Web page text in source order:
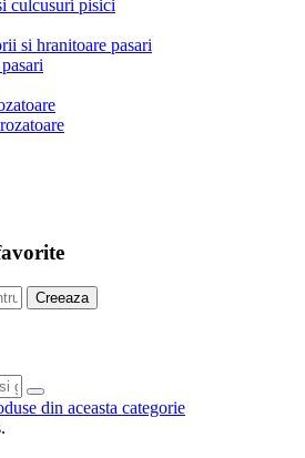
culcusuri pisici
si hranitoare pasari
Creeaza
din aceasta categorie